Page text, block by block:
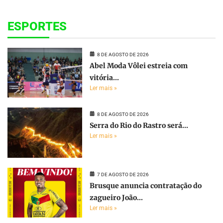
ESPORTES
8 DE AGOSTO DE 2026
Abel Moda Vôlei estreia com
vitória...
Ler mais »
8 DE AGOSTO DE 2026
Serra do Rio do Rastro será...
Ler mais »
7 DE AGOSTO DE 2026
Brusque anuncia contratação do
zagueiro João...
Ler mais »